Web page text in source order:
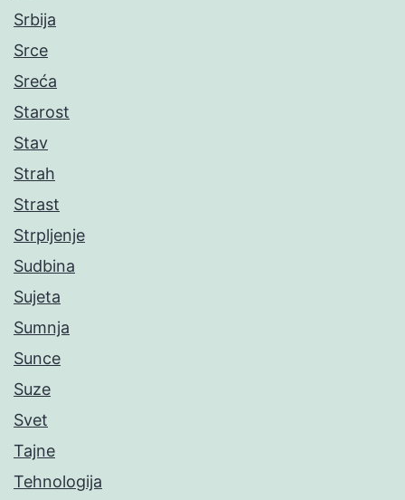
Srbija
Srce
Sreća
Starost
Stav
Strah
Strast
Strpljenje
Sudbina
Sujeta
Sumnja
Sunce
Suze
Svet
Tajne
Tehnologija